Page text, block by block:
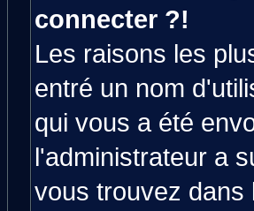
connecter ?!
Les raisons les
entré un nom
qui vous a été
l'administrateur a
vous trouvez dans